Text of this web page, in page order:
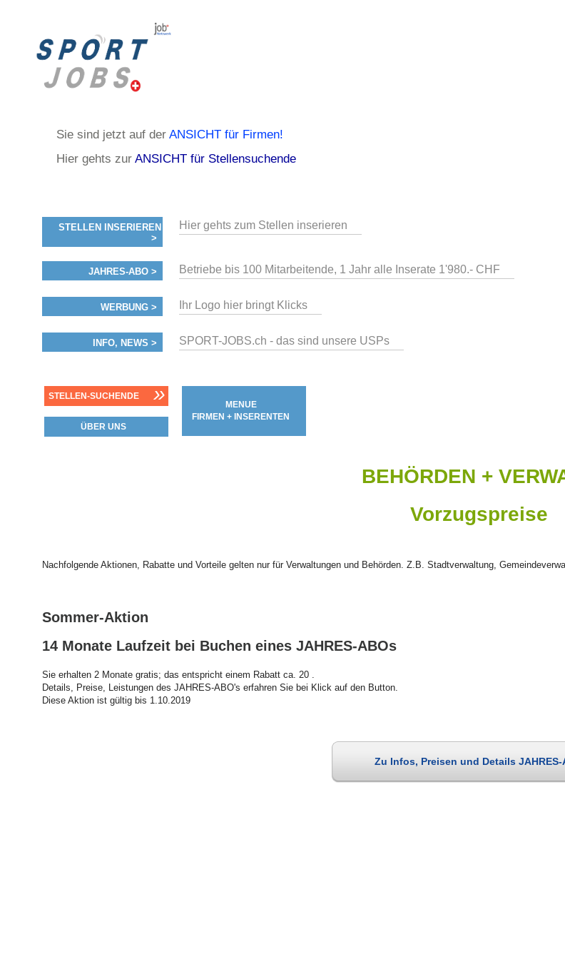
Sie sind jetzt auf der ANSICHT für Firmen!
Hier gehts zur ANSICHT für Stellensuchende
STELLEN INSERIEREN
>
Hier gehts zum Stellen inserieren
JAHRES-ABO > Betriebe bis 100 Mitarbeitende, 1 Jahr alle Inserate 1'980.- CHF
WERBUNG > Ihr Logo hier bringt Klicks
INFO, NEWS > SPORT-JOBS.ch - das sind unsere USPs
STELLEN-SUCHENDE »
ÜBER UNS
MENUE
FIRMEN + INSERENTEN
BEHÖRDEN +
Vorzugspreise
Nachfolgende Aktionen, Rabatte und Vorteile gelten nur für Verwaltungen und Behörden. Z.B. Stadtverwaltung,
Sommer-Aktion
14 Monate Laufzeit bei Buchen eines JAHRES-ABOs
Sie erhalten 2 Monate gratis; das entspricht einem Rabatt ca. 20 .
Details, Preise, Leistungen des JAHRES-ABO's erfahren Sie bei Klick auf den Button.
Diese Aktion ist gültig bis 1.10.2019
Zu Infos, Preisen und Details JAHRES-